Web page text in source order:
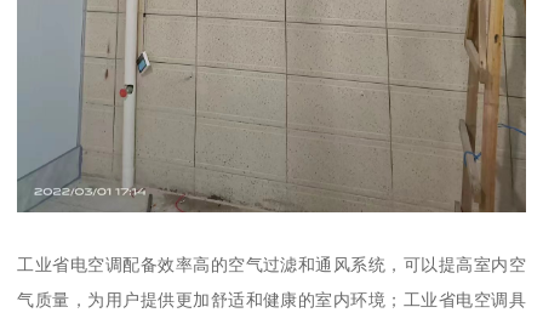
工业省电空调配备效率高的空气过滤和通风系统，可以提高室内空
气质量，为用户提供更加舒适和健康的室内环境；工业省电空调具